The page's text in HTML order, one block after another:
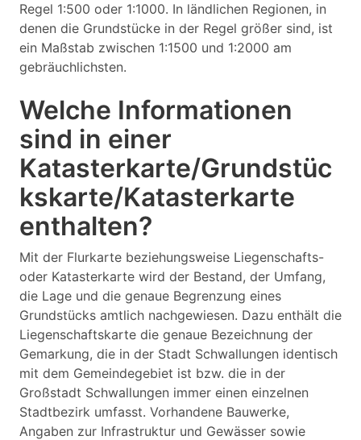
Regel 1:500 oder 1:1000. In ländlichen Regionen, in
denen die Grundstücke in der Regel größer sind, ist
ein Maßstab zwischen 1:1500 und 1:2000 am
gebräuchlichsten.
Welche Informationen
sind in einer
Katasterkarte/Grundstüc
kskarte/Katasterkarte
enthalten?
Mit der Flurkarte beziehungsweise Liegenschafts-
oder Katasterkarte wird der Bestand, der Umfang,
die Lage und die genaue Begrenzung eines
Grundstücks amtlich nachgewiesen. Dazu enthält die
Liegenschaftskarte die genaue Bezeichnung der
Gemarkung, die in der Stadt Schwallungen identisch
mit dem Gemeindegebiet ist bzw. die in der
Großstadt Schwallungen immer einen einzelnen
Stadtbezirk umfasst. Vorhandene Bauwerke,
Angaben zur Infrastruktur und Gewässer sowie